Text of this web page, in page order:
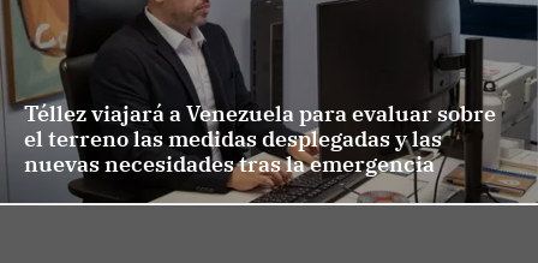
Téllez viajará a Venezuela para evaluar sobre
el terreno las medidas desplegadas y las
nuevas necesidades tras la emergencia